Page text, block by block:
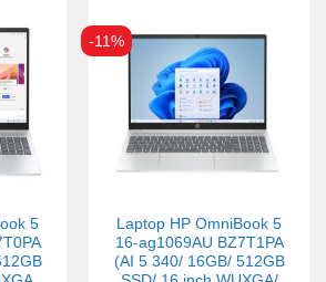
5
-11%
Laptop HP OmniBook 5
16-ag1069AU BZ7T1PA
(AI 5 340/ 16GB/ 512GB